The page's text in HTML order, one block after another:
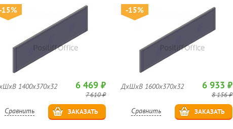
15%
1400х370х32 6 469 ₽
7 610 ₽
Сравнить ЗАКАЗАТЬ
-15%
ДхШхВ 1600х370х32 6 933 ₽
8 156 ₽
Сравнить ЗАКАЗАТЬ